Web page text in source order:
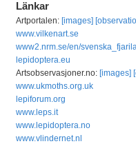
Länkar
Artportalen: [images]
www.vilkenart.se
www2.nrm.se/en/
lepidoptera.eu
Artsobservasjoner.no: [images]
www.ukmoths.org.uk
lepiforum.org
www.leps.it
www.lepidoptera.no
www.vlindernet.nl